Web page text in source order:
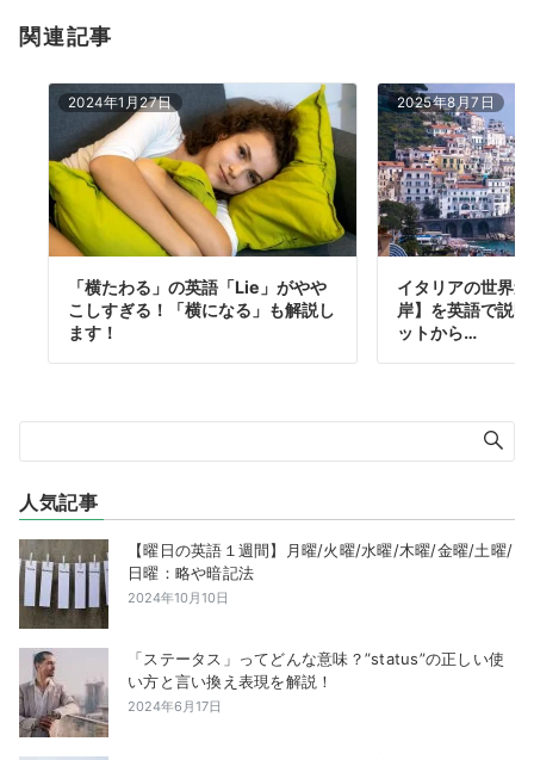
関連記事
2024年1月27日
「横たわる」の英語「Lie」がやや
こしすぎる！「横になる」も解説し
ます！
2025年8月7日
イタリアの世界
岸】を英語で説
ットから…
人気記事
【曜日の英語１週間】月曜/火曜/水曜/木曜/金曜/土曜/
日曜：略や暗記法
2024年10月10日
「ステータス」ってどんな意味？”status”の正しい使
い方と言い換え表現を解説！
2024年6月17日